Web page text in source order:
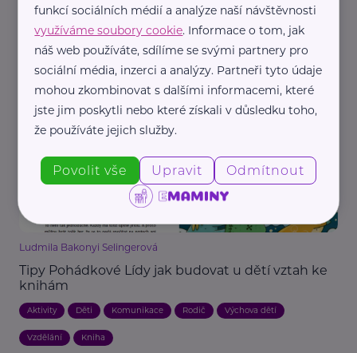
Spoluškola, z. s.
Musí rodič dítěte se speciálními vzdělávacími
potřebami k přihlášce do školky dokládat
doporučení z poradny?
Děti Handicap, porucha Právo Rodič Školka
Ludmila Bakonyi Selingerová
Tipy Pohádkové Lídy jak budovat u dětí vztah ke
knihám
Aktivity Děti Komunikace Rodič Výchova dětí
Vzdělání Kniha
funkcí sociálních médií a analýze naší návštěvnosti
využíváme soubory cookie. Informace o tom, jak
náš web používáte, sdílíme se svými partnery pro
sociální média, inzerci a analýzy. Partneři tyto údaje
mohou zkombinovat s dalšími informacemi, které
jste jim poskytli nebo které získali v důsledku toho,
že používáte jejich služby.
Povolit vše Upravit Odmítnout